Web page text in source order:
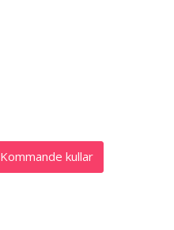
Kommande kullar